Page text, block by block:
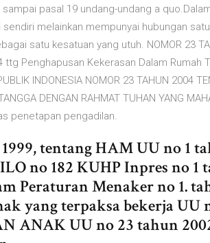
pasal 19 undang-undang a
melainkan mempunyai hubungan
satu kesatuan yang utuh. NOMOR 23
ttg Penghapusan Kekerasan Dalam Rumah
INDONESIA NOMOR 23 TAHUN 2004
DENGAN RAHMAT TUHAN YANG
penetapan pengadilan.
tentang HAM UU no 1
no 182 KUHP Inpres no 1
Peraturan Menaker no 1.
yang terpaksa bekerja UU
ANAK UU no 23 tahun